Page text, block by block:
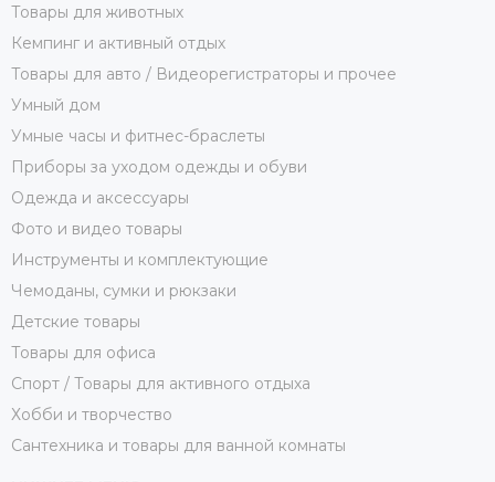
Товары для животных
Кемпинг и активный отдых
Товары для авто / Видеорегистраторы и прочее
Умный дом
Умные часы и фитнес-браслеты
Приборы за уходом одежды и обуви
Одежда и аксессуары
Фото и видео товары
Инструменты и комплектующие
Чемоданы, сумки и рюкзаки
Детские товары
Товары для офиса
Спорт / Товары для активного отдыха
Хобби и творчество
Сантехника и товары для ванной комнаты